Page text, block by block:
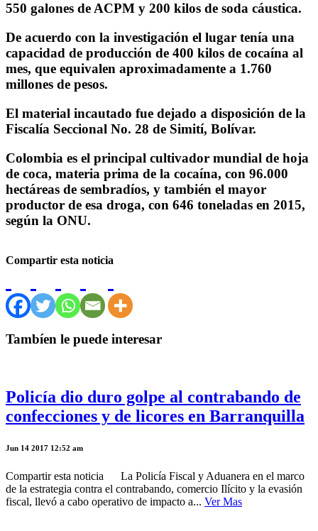
550 galones de ACPM y 200 kilos de soda cáustica.
De acuerdo con la investigación el lugar tenía una
capacidad de producción de 400 kilos de cocaína al
mes, que equivalen aproximadamente a 1.760
millones de pesos.
El material incautado fue dejado a disposición de la
Fiscalía Seccional No. 28 de Simití, Bolívar.
Colombia es el principal cultivador mundial de hoja
de coca, materia prima de la cocaína, con 96.000
hectáreas de sembradíos, y también el mayor
productor de esa droga, con 646 toneladas en 2015,
según la ONU.
Compartir esta noticia
Tambíen le puede interesar
Policía dio duro golpe al contrabando de
confecciones y de licores en Barranquilla
Jun 14 2017 12:52 am
Compartir esta noticia La Policía Fiscal y Aduanera en el marco
de la estrategia contra el contrabando, comercio Ilícito y la evasión
fiscal, llevó a cabo operativo de impacto a... Ver Mas